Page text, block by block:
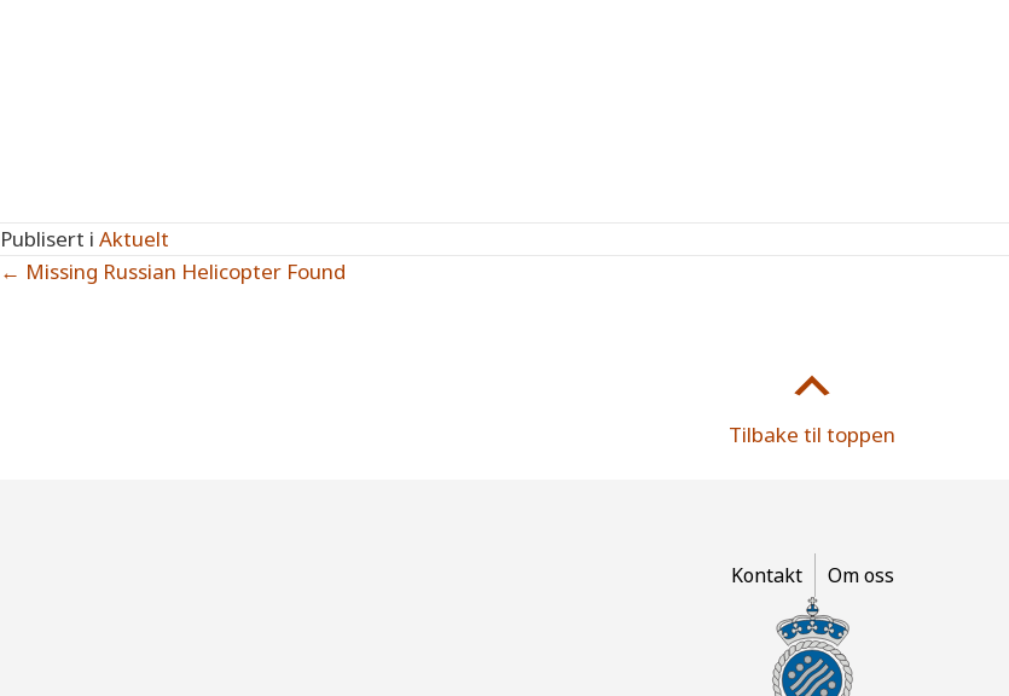
Publisert i Aktuelt
Posts
← Missing Russian Helicopter Found
Tilbake til toppen
Kontakt Om oss